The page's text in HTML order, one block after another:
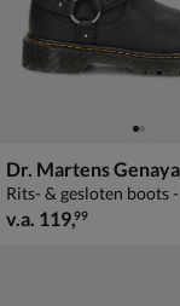
Dr. Martens Genaya
Rits- & gesloten boots
vanaf € 119,99
v.a. 119,99